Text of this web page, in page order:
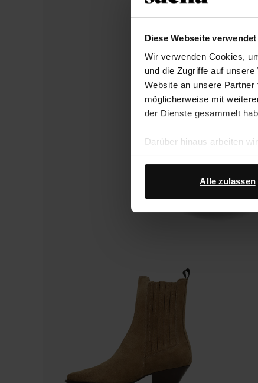
Diese Webseite
Wir verwenden Cookies,
und die Zugriffe auf
Website an unsere
möglicherweise mit
der Dienste gesammelt
Darüber hinaus arbeiten
Google Ihre
Alle zulassen